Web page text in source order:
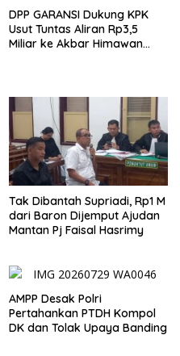
DPP GARANSI Dukung KPK
Usut Tuntas Aliran Rp3,5
Miliar ke Akbar Himawan
Tak Dibantah Supriadi, Rp1 M
dari Baron Dijemput Ajudan
Mantan Pj Faisal Hasrimy
AMPP Desak Polri
Pertahankan PTDH Kompol
DK dan Tolak Upaya Banding